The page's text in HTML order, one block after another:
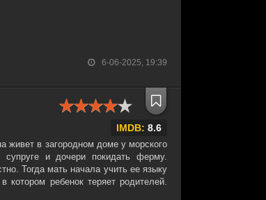
6-06-2025, 19:39
IMDB: 8.6
живет в загородном доме у морского
и дочери покидать ферму.
Тогда мать начала учить ее языку
котором ребенок теряет родителей.